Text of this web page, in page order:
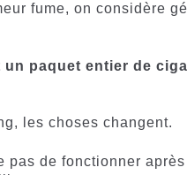
fume, on considère
un paquet entier de
les choses changent.
pas de fonctionner